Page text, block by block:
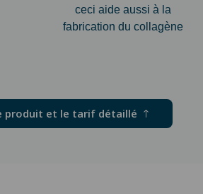
ceci aide aussi à la
fabrication du collagène
produit et le tarif détaillé